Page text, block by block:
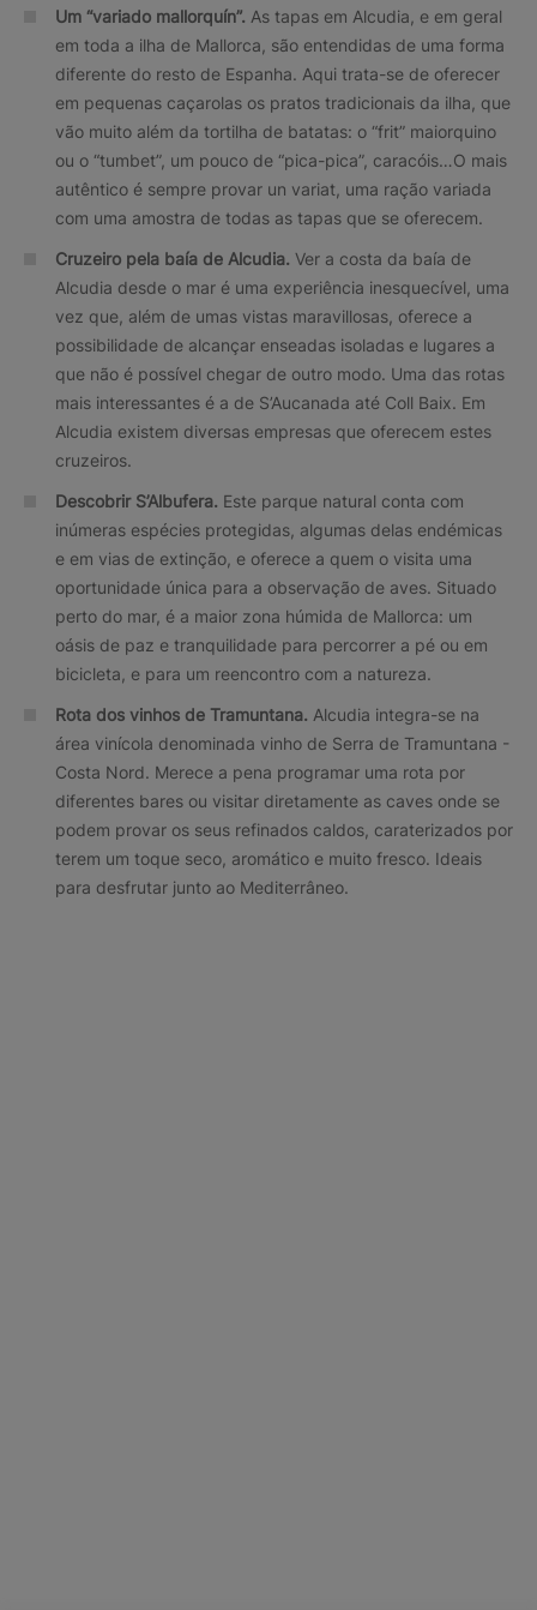
Um “variado mallorquín”. As tapas em Alcudia, e em geral
em toda a ilha de Mallorca, são entendidas de uma forma
diferente do resto de Espanha. Aqui trata-se de oferecer
em pequenas caçarolas os pratos tradicionais da ilha, que
vão muito além da tortilha de batatas: o “frit” maiorquino
ou o “tumbet”, um pouco de “pica-pica”, caracóis…O mais
autêntico é sempre provar un variat, uma ração variada
com uma amostra de todas as tapas que se oferecem.
Cruzeiro pela baía de Alcudia. Ver a costa da baía de
Alcudia desde o mar é uma experiência inesquecível, uma
vez que, além de umas vistas maravillosas, oferece a
possibilidade de alcançar enseadas isoladas e lugares a
que não é possível chegar de outro modo. Uma das rotas
mais interessantes é a de S’Aucanada até Coll Baix. Em
Alcudia existem diversas empresas que oferecem estes
cruzeiros.
Descobrir S’Albufera. Este parque natural conta com
inúmeras espécies protegidas, algumas delas endémicas
e em vias de extinção, e oferece a quem o visita uma
oportunidade única para a observação de aves. Situado
perto do mar, é a maior zona húmida de Mallorca: um
oásis de paz e tranquilidade para percorrer a pé ou em
bicicleta, e para um reencontro com a natureza.
Rota dos vinhos de Tramuntana. Alcudia integra-se na
área vinícola denominada vinho de Serra de Tramuntana -
Costa Nord. Merece a pena programar uma rota por
diferentes bares ou visitar diretamente as caves onde se
podem provar os seus refinados caldos, caraterizados por
terem um toque seco, aromático e muito fresco. Ideais
para desfrutar junto ao Mediterrâneo.